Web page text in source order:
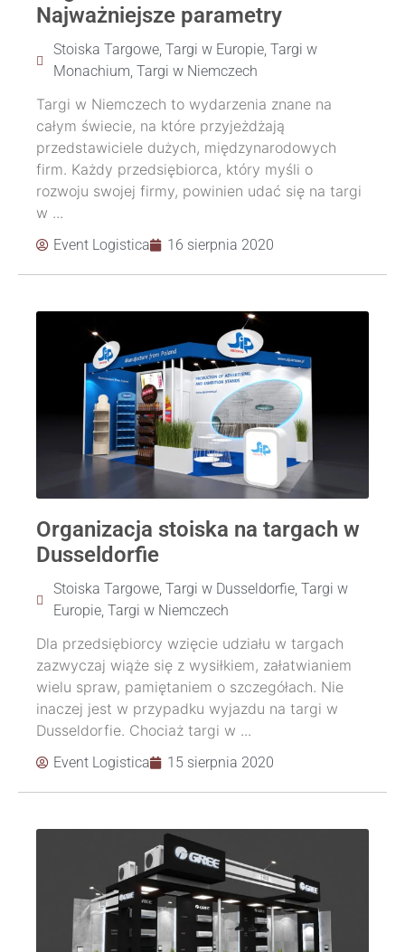
Najważniejsze parametry
Stoiska Targowe, Targi w Europie, Targi w
Monachium, Targi w Niemczech
Targi w Niemczech to wydarzenia znane na
całym świecie, na które przyjeżdżają
przedstawiciele dużych, międzynarodowych
firm. Każdy przedsiębiorca, który myśli o
rozwoju swojej firmy, powinien udać się na targi
w ...
Event Logistica 16 sierpnia 2020
Organizacja stoiska na targach w
Dusseldorfie
Stoiska Targowe, Targi w Dusseldorfie, Targi w
Europie, Targi w Niemczech
Dla przedsiębiorcy wzięcie udziału w targach
zazwyczaj wiąże się z wysiłkiem, załatwianiem
wielu spraw, pamiętaniem o szczegółach. Nie
inaczej jest w przypadku wyjazdu na targi w
Dusseldorfie. Chociaż targi w ...
Event Logistica 15 sierpnia 2020